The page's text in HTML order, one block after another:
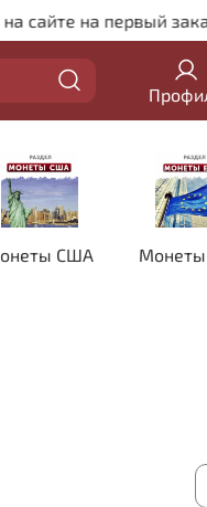
на первый заказ
США Монеты